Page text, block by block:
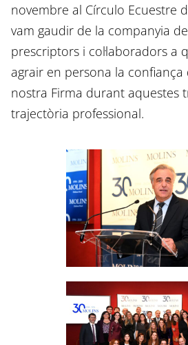
novembre al Círculo Ecuestre
vam gaudir de la companyia
prescriptors i col·laboradors a
agrair en persona la confiança
nostra Firma durant aquestes
trajectòria professional.